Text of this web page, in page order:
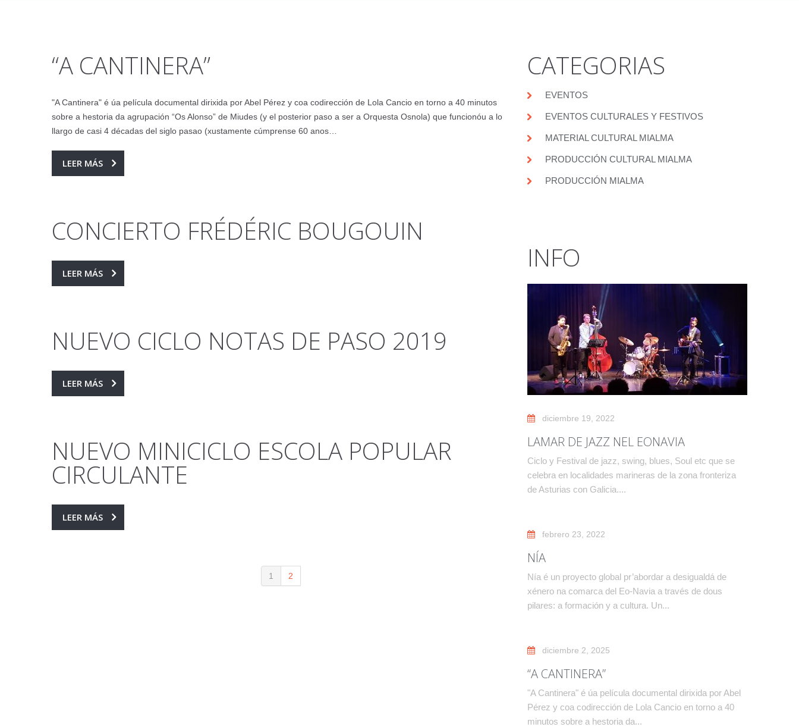
“A CANTINERA”
"A Cantinera" é úa película documental dirixida por Abel Pérez y coa codirección de Lola Cancio en torno a 40 minutos
sobre a hestoria da agrupación “Os Alonso” de Miudes (y el posterior paso a ser a Orquesta Osnola) que funcionóu a lo
llargo de casi 4 décadas del siglo pasao (xustamente cúmprense 60 anos…
LEER MÁS
CONCIERTO FRÉDÉRIC BOUGOUIN
LEER MÁS
NUEVO CICLO NOTAS DE PASO 2019
LEER MÁS
NUEVO MINICICLO ESCOLA POPULAR
CIRCULANTE
LEER MÁS
1 2
CATEGORIAS
EVENTOS
EVENTOS CULTURALES Y FESTIVOS
MATERIAL CULTURAL MIALMA
PRODUCCIÓN CULTURAL MIALMA
PRODUCCIÓN MIALMA
INFO
diciembre 19, 2022
LAMAR DE JAZZ NEL EONAVIA
Ciclo y Festival de jazz, swing, blues, Soul etc que se
celebra en localidades marineras de la zona fronteriza
de Asturias con Galicia....
febrero 23, 2022
NÍA
Nía é un proyecto global pr’abordar a desigualdá de
xénero na comarca del Eo-Navia a través de dous
pilares: a formación y a cultura. Un...
diciembre 2, 2025
“A CANTINERA”
"A Cantinera" é úa película documental dirixida por Abel
Pérez y coa codirección de Lola Cancio en torno a 40
minutos sobre a hestoria da...